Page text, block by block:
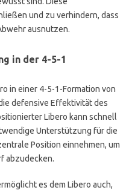
und zu verhindern, dass
ausnutzen.
in der 4-5-1
in einer 4-5-1-Formation von
defensive Effektivität des
Libero kann schnell
Unterstützung für die
Position einnehmen, um
abzudecken.
es dem Libero auch,